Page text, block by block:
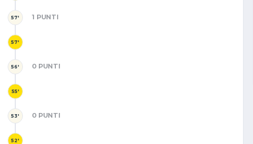
57' 1 PUNTI
57'
56' 0 PUNTI
55'
53' 0 PUNTI
52'